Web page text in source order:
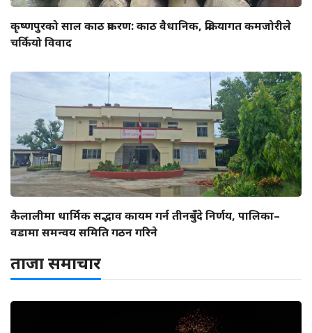
कृष्णपुरको साल काठ प्रकरण: काठ वैधानिक, प्रक्रियागत कमजोरीले
चर्कियो विवाद
कैलालीमा धार्मिक सद्भाव कायम गर्न तीनबुँदे निर्णय, पालिका–
वडामा समन्वय समिति गठन गरिने
ताजा समाचार